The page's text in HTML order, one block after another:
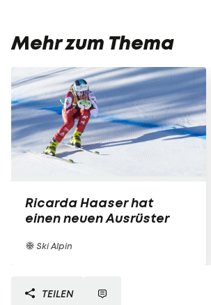
Mehr zum Thema
Ricarda Haaser hat
einen neuen Ausrüster
Ski Alpin
TEILEN